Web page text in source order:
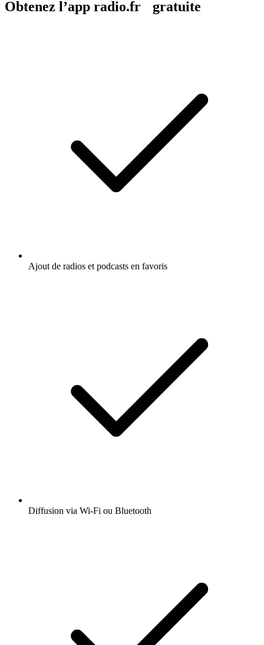
Obtenez l’app radio.fr gratuite
Ajout de radios et podcasts en favoris
Diffusion via Wi-Fi ou Bluetooth